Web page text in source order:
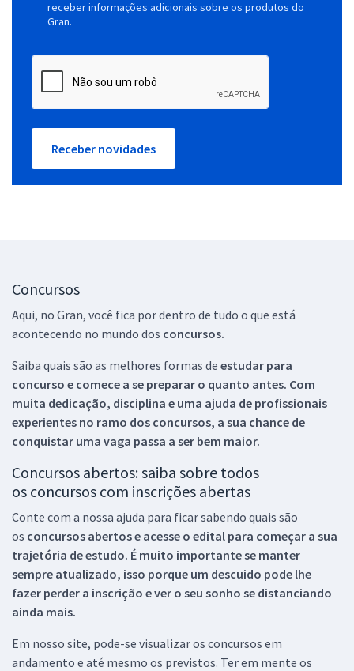
receber informações adicionais sobre os produtos do
Gran.
Receber novidades
Concursos
Aqui, no Gran, você fica por dentro de tudo o que está
acontecendo no mundo dos concursos.
Saiba quais são as melhores formas de estudar para
concurso e comece a se preparar o quanto antes. Com
muita dedicação, disciplina e uma ajuda de profissionais
experientes no ramo dos concursos, a sua chance de
conquistar uma vaga passa a ser bem maior.
Concursos abertos: saiba sobre todos
os concursos com inscrições abertas
Conte com a nossa ajuda para ficar sabendo quais são
os concursos abertos e acesse o edital para começar a sua
trajetória de estudo. É muito importante se manter
sempre atualizado, isso porque um descuido pode lhe
fazer perder a inscrição e ver o seu sonho se distanciando
ainda mais.
Em nosso site, pode-se visualizar os concursos em
andamento e até mesmo os previstos. Ter em mente os